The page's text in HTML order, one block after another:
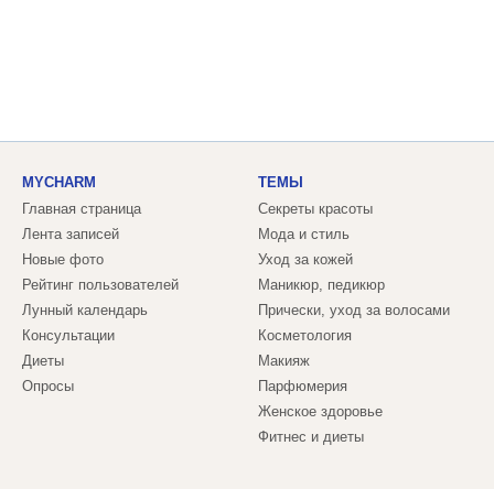
MYCHARM
Главная страница
Лента записей
Новые фото
Рейтинг пользователей
Лунный календарь
Консультации
Диеты
Опросы
ТЕМЫ
Секреты красоты
Мода и стиль
Уход за кожей
Маникюр, педикюр
Прически, уход за волосами
Косметология
Макияж
Парфюмерия
Женское здоровье
Фитнес и диеты